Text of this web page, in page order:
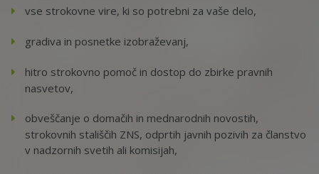
vse strokovne vire, ki so potrebni za vaše delo,
gradiva in posnetke izobraževanj,
hitro strokovno pomoč in dostop do zbirke pravnih
nasvetov,
obveščanje o domačih in mednarodnih novostih,
strokovnih stališčih ZNS, odprtih javnih pozivih za članstvo
v nadzornih svetih ali komisijah,